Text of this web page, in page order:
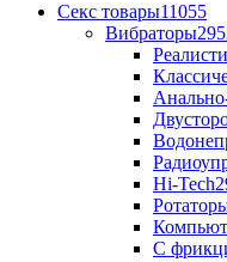
Секс товары11055
Вибраторы
Hi-Tech
С